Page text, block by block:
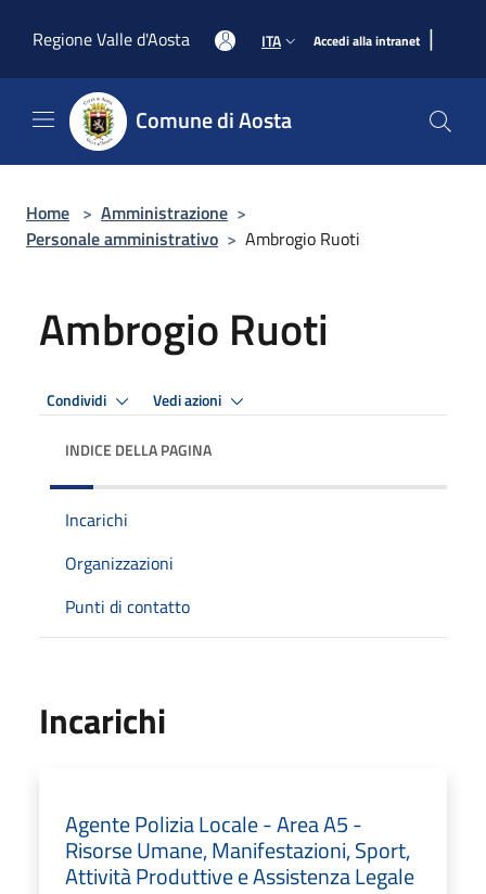
Regione Valle d'Aosta
ITA Accedi alla intranet |
Comune di Aosta
Home > Amministrazione >
Personale amministrativo > Ambrogio Ruoti
Ambrogio Ruoti
Condividi Vedi azioni
INDICE DELLA PAGINA
Incarichi
Organizzazioni
Punti di contatto
Incarichi
Agente Polizia Locale - Area A5 -
Risorse Umane, Manifestazioni, Sport,
Attività Produttive e Assistenza Legale